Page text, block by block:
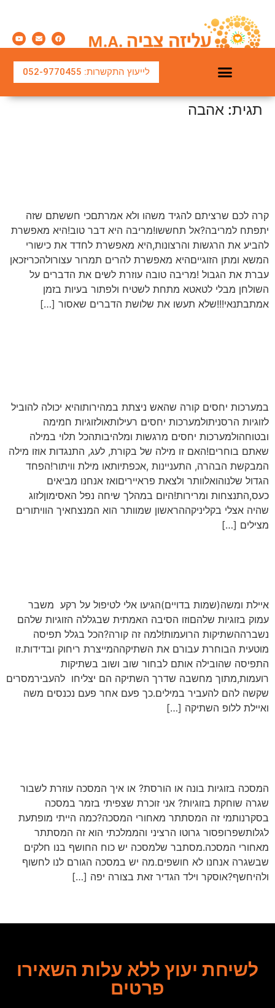
לייעוץ התקשרות: 052-9770455
תגית: אהבה
קרה לכם שרציתם להגיד משהו ולא אמרתםכי חששתם שזה
יתפתח למריבה?אל תחששו!מריבה היא דבר טוב!היא מאפשרת
להביע את הרגשות והרצונות,היא מאפשרת לחדד את כישורי
המשא ומתן הזוגייםהיא מאפשרת להרים תמרור עצורולהכריזכאן
עברת את הגבול !מריבה טובה עוזרת לשים את הדברים על
השולחן מבלי לטאטא מתחת לשטיח ולפתור בעיות בזמן
אמתבתנאי!!!שלא תעשו את שלושת הדברים שאסור […]
במערכות יחסים קורה שהאש ניצתת במהירותוהיא יכולה להוביל
לזוגיות הרסניתולמערכות יחסים רעילותאולזוגיות חמימה
ובטוחהולמערכות יחסים מרגשות ומלהיבותהכל תלוי במילה
שאתם בוחרים!האם זו מילה של בקורת, לעג, התנגדות אוזו מילה
המבקשת הבהרה, התעניינות ,אכפתיותאו מילת וויתור!הפחד
הגדול שלנוהואלוותר ולצאת פראייריםואז אנחנו מביאים
כעס,התנצחות ומרירות!היום במהלך שיחה נפל האסימוןלזוג
שהיה אצלי בקליניקההראשון שמוותר הוא המנצחאיך הוויתורים
מצילים […]
איילת ומשה(שמות בדויים)הגיעו אלי לטיפול על רקע משבר
עמוק בזוגיות שלהםוזו הסיבה האמתית שבגללה הזוגיות שלהם
נשברההשתיקות הרועמות!למה זה קורה?הכל בגלל תפיסה
מוטעית הבוחרת עבורם את השתיקההמייצרת ריחוק ובדידות.זו
התפיסה שהובילה אותם לבחור שוב ושוב בשתיקות
רועמות,מתוך מחשבה שדרך השתיקה הם יצליחו להעבירמסרים
שקשה להם להעביר במילים.כך פעם אחר פעם נכנסים משה
ואיילת ללופ השתיקה […]
המסכה בזוגיות בונה או הורסת? או איך המסכה עוזרת לשבור
שגרה שוחקת בזוגיות? אני זוכרת שצפיתי בזמר במסכה
בסקרנותמי זה המסתתר מאחורי המסכה?כמה הייתי מופתעת
לגלותשפרופסור גרוטו הרציני והממלכתי הוא זה המסתתר
מאחורי המסכה.מסתבר שלמסכה יש כוח החושף בנו חלקים
שבשגרה אנחנו לא חושפים.מה יש במסכה הגורם לנו לחשוף
ולהיחשף?אוסקר וילד הגדיר זאת בצורה יפה […]
לשיחת יעוץ ללא עלות השאירו
פרטים